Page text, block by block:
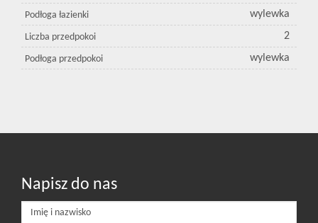
Podłoga łazienki wylewka
Liczba przedpokoi 2
Podłoga przedpokoi wylewka
Napisz do nas